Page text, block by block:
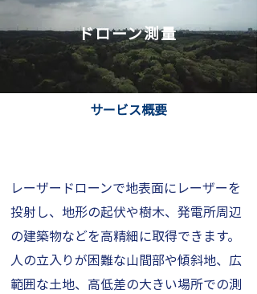
​ドローン測量
サービス概要
レーザードローンで地表面にレーザーを
投射し、地形の起伏や樹木、発電所周辺
の建築物などを高精細に取得できます。
人の立入りが困難な山間部や傾斜地、広
範囲な土地、高低差の大きい場所での測